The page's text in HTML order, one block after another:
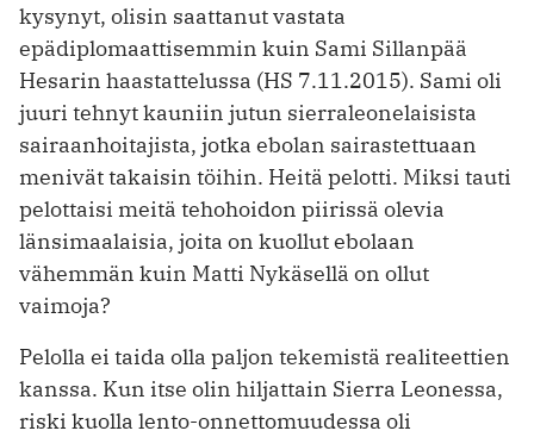
kysynyt, olisin saattanut vastata
epädiplomaattisemmin kuin Sami Sillanpää
Hesarin haastattelussa (HS 7.11.2015). Sami oli
juuri tehnyt kauniin jutun sierraleonelaisista
sairaanhoitajista, jotka ebolan sairastettuaan
menivät takaisin töihin. Heitä pelotti. Miksi tauti
pelottaisi meitä tehohoidon piirissä olevia
länsimaalaisia, joita on kuollut ebolaan
vähemmän kuin Matti Nykäsellä on ollut
vaimoja?
Pelolla ei taida olla paljon tekemistä realiteettien
kanssa. Kun itse olin hiljattain Sierra Leonessa,
riski kuolla lento-onnettomuudessa oli